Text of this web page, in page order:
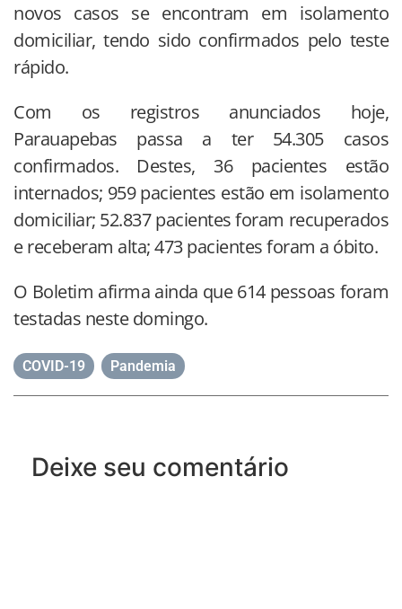
novos casos se encontram em isolamento
domiciliar, tendo sido confirmados pelo teste
rápido.
Com os registros anunciados hoje,
Parauapebas passa a ter 54.305 casos
confirmados. Destes, 36 pacientes estão
internados; 959 pacientes estão em isolamento
domiciliar; 52.837 pacientes foram recuperados
e receberam alta; 473 pacientes foram a óbito.
O Boletim afirma ainda que 614 pessoas foram
testadas neste domingo.
COVID-19 Pandemia
Deixe seu comentário